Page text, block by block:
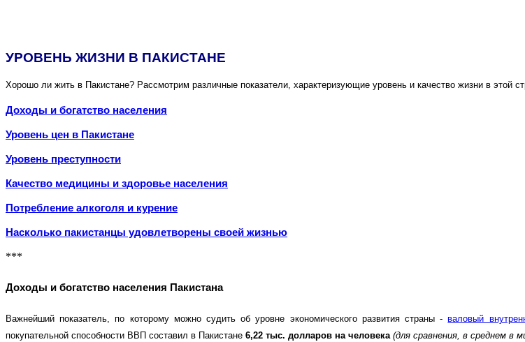
УРОВЕНЬ ЖИЗНИ В ПАКИСТАНЕ
Хорошо ли жить в Пакистане? Рассмотрим различные показатели, характеризующие уровень и качество жизни в этой
Доходы и богатство населения
Уровень цен в Пакистане
Уровень преступности
Качество медицины и здоровье населения
Потребление алкоголя и курение
Насколько пакистанцы удовлетворены своей жизнью
***
Доходы и богатство населения Пакистана
Важнейший показатель, по которому можно судить об уровне экономического развития страны -валовый
покупательной способности ВВП составил в Пакистане 6,22 тыс. долларов на человека (для сравнения, в среднем в